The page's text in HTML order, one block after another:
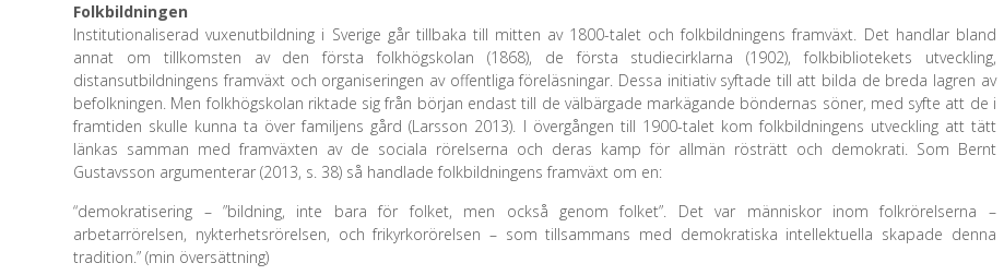
Folkbildningen
Institutionaliserad vuxenutbildning i Sverige går tillbaka till mitten av 1800-talet och folkbildningens framväxt. Det handlar bland
annat om tillkomsten av den första folkhögskolan (1868), de första studiecirklarna (1902), folkbibliotekets utveckling,
distansutbildningens framväxt och organiseringen av offentliga föreläsningar. Dessa initiativ syftade till att bilda de breda lagren av
befolkningen. Men folkhögskolan riktade sig från början endast till de välbärgade markägande böndernas söner, med syfte att de i
framtiden skulle kunna ta över familjens gård (Larsson 2013). I övergången till 1900-talet kom folkbildningens utveckling att tätt
länkas samman med framväxten av de sociala rörelserna och deras kamp för allmän rösträtt och demokrati. Som Bernt
Gustavsson argumenterar (2013, s. 38) så handlade folkbildningens framväxt om en:
“demokratisering – ”bildning, inte bara för folket, men också genom folket”. Det var människor inom folkrörelserna –
arbetarrörelsen, nykterhetsrörelsen, och frikyrkorörelsen – som tillsammans med demokratiska intellektuella skapade denna
tradition.” (min översättning)